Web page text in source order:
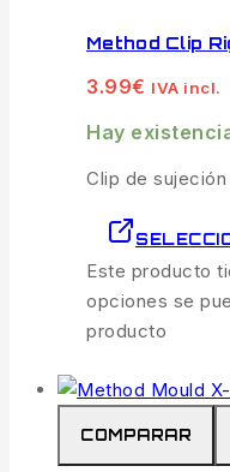
Method Clip
3.99€ IVA incl.
Hay
Clip de
Este producto
opciones se
producto
COMPARAR